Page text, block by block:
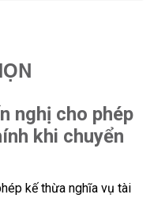
nghị cho phép
khi chuyển